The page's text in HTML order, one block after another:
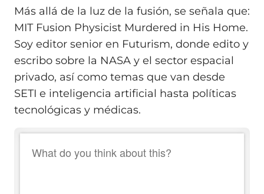
Más allá de la luz de la fusión, se señala que:
MIT Fusion Physicist Murdered in His Home.
Soy editor senior en Futurism, donde edito y
escribo sobre la NASA y el sector espacial
privado, así como temas que van desde
SETI e inteligencia artificial hasta políticas
tecnológicas y médicas.